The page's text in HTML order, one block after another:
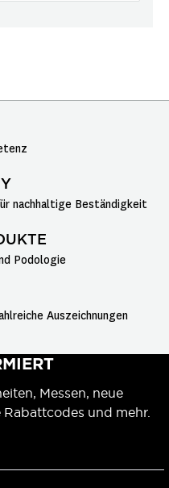
nachhaltige Beständigkeit
Podologie
Auszeichnungen
Messen, neue
und mehr.